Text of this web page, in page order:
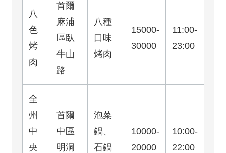
八
色
烤
肉
首爾
麻浦
區臥
牛山
路
八種
口味
烤肉
15000-
30000
11:00-
23:00
全
州
中
央
首爾
中區
明洞
泡菜
鍋、
石鍋
10000-
20000
10:00-
22:00